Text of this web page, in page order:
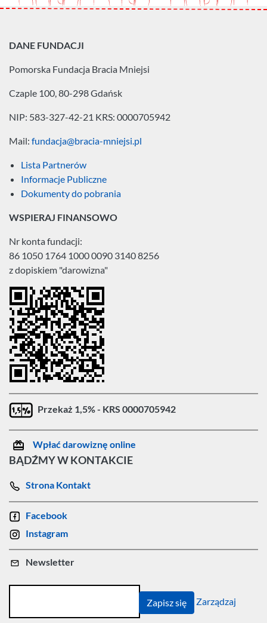
DANE FUNDACJI
Pomorska Fundacja Bracia Mniejsi
Czaple 100, 80-298 Gdańsk
NIP: 583-327-42-21 KRS: 0000705942
Mail: fundacja@bracia-mniejsi.pl
Lista Partnerów
Informacje Publiczne
Dokumenty do pobrania
WSPIERAJ FINANSOWO
Nr konta fundacji:
86 1050 1764 1000 0090 3140 8256
z dopiskiem "darowizna"
Przekaż 1,5% - KRS 0000705942
Wpłać darowiznę online
BĄDŹMY W KONTAKCIE
Strona Kontakt
Facebook
Instagram
Newsletter
Zarządzaj